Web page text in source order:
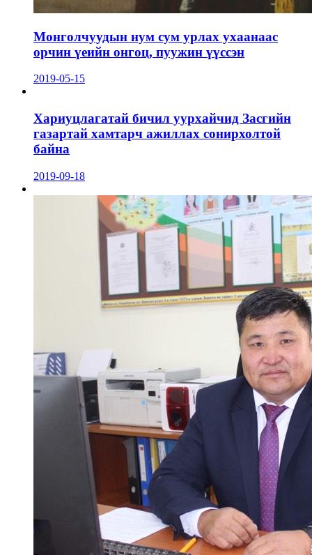
Монголчуудын нум сум урлах ухаанаас
орчин үеийн онгоц, пуужин үүссэн
2019-05-15
Хариуцлагатай бичил уурхайчид Засгийн
газартай хамтарч ажиллах сонирхолтой
байна
2019-09-18